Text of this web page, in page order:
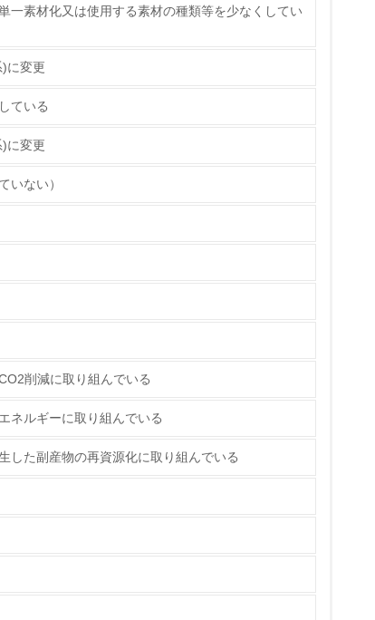
売目標や計画を立てている
る
一素材化又は使用する素材の種類等を少なくしてい
に変更
ている
に変更
いない）
削減に取り組んでいる
ネルギーに取り組んでいる
した副産物の再資源化に取り組んでいる